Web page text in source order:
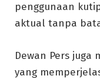
penggunaan
aktual tanpa
Dewan Pers juga
yang